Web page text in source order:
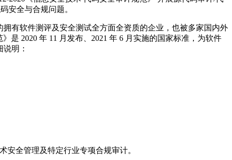
安全与合规问题。
有软件测评及安全测试全方面全资质的企业，也被多家国内外
是 2020 年 11 月发布、2021 年 6 月实施的国家标准，为软件
明：
全管理及特定行业专项合规审计。